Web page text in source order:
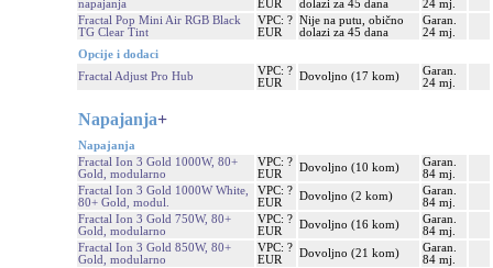
napajanja
EUR
dolazi za 45 dana
24 mj.
Fractal Pop Mini Air RGB Black
TG Clear Tint
VPC: ?
EUR
Nije na putu, obično
dolazi za 45 dana
Garan.
24 mj.
Opcije i dodaci
Fractal Adjust Pro Hub
VPC: ?
EUR
Dovoljno (17 kom)
Garan.
24 mj.
Napajanja+
Napajanja
Fractal Ion 3 Gold 1000W, 80+
Gold, modularno
VPC: ?
EUR
Dovoljno (10 kom)
Garan.
84 mj.
Fractal Ion 3 Gold 1000W White,
80+ Gold, modul.
VPC: ?
EUR
Dovoljno (2 kom)
Garan.
84 mj.
Fractal Ion 3 Gold 750W, 80+
Gold, modularno
VPC: ?
EUR
Dovoljno (16 kom)
Garan.
84 mj.
Fractal Ion 3 Gold 850W, 80+
Gold, modularno
VPC: ?
EUR
Dovoljno (21 kom)
Garan.
84 mj.